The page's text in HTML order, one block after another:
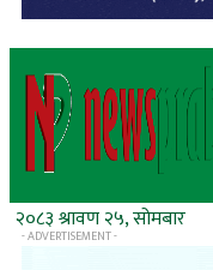
२०८३ श्रावण २५, सोमबार
- ADVERTISEMENT -